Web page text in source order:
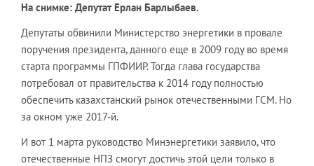
На снимке: Депутат Ерлан Барлыбаев.
Депутаты обвинили Министерство энергетики в провале
поручения президента, данного еще в 2009 году во время
старта программы ГПФИИР. Тогда глава государства
потребовал от правительства к 2014 году полностью
обеспечить казахстанский рынок отечественными ГСМ. Но
за окном уже 2017-й.
И вот 1 марта руководство Минэнергетики заявило, что
отечественные НПЗ смогут достичь этой цели только в